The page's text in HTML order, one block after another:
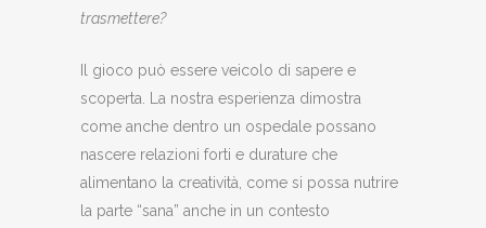
trasmettere?
Il gioco può essere veicolo di sapere e
scoperta. La nostra esperienza dimostra
come anche dentro un ospedale possano
nascere relazioni forti e durature che
alimentano la creatività, come si possa nutrire
la parte “sana” anche in un contesto